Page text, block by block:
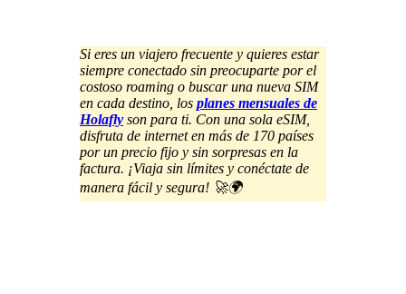
Si eres un viajero frecuente y quieres estar
siempre conectado sin preocuparte por el
costoso roaming o buscar una nueva SIM
en cada destino, los planes mensuales de
Holafly son para ti. Con una sola eSIM,
disfruta de internet en más de 170 países
por un precio fijo y sin sorpresas en la
factura. ¡Viaja sin límites y conéctate de
manera fácil y segura! 🚀🌍